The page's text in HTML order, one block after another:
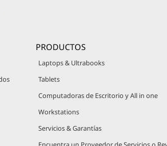
PRODUCTOS
Laptops & Ultrabooks
Tablets
Computadoras de Escritorio y All in one
Workstations
Servicios & Garantías